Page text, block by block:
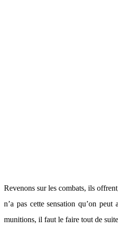
Revenons sur les combats, ils
n’a pas cette sensation qu’on
munitions, il faut le faire tout de